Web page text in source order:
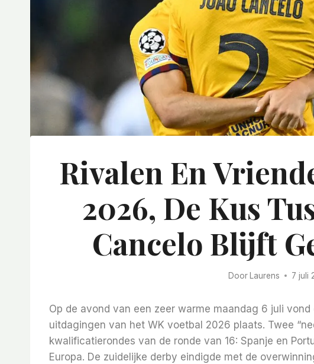
Rivalen En
2026, De Kus
Cancelo Blijft
Door Laurens 7 juli
Op de avond van een zeer warme maandag 6 juli
uitdagingen van het WK voetbal 2026 plaats. Twee
kwalificatierondes van de ronde van 16: Spanje en
Europa. De zuidelijke derby eindigde met de